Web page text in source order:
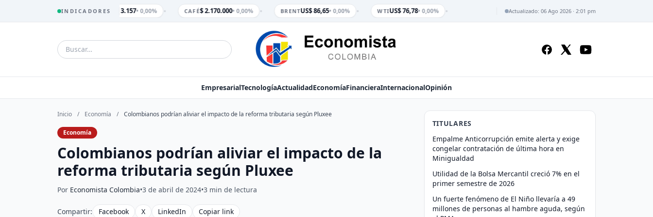
INDICADORES
TRM $ 3.157• 0,00% CAFÉ $ 2.170.000• 0,00% BRENTUS$ 86,65• 0,00% WTIUS$ 76,78• 0,00% Actualizado: 06 Ago 2026 · 2:01 pm
EmpresarialTecnologíaActualidadEconomíaFinancieraInternacionalOpinión
Inicio / Economía / Colombianos podrían aliviar el impacto de la reforma tributaria según Pluxee
Economía
Colombianos podrían aliviar el impacto de la
reforma tributaria según Pluxee
Por Economista Colombia•3 de abril de 2024•3 min de lectura
Compartir: Facebook X LinkedIn Copiar link
TITULARES
Empalme Anticorrupción emite alerta y exige
congelar contratación de última hora en
Minigualdad
Utilidad de la Bolsa Mercantil creció 7% en el
primer semestre de 2026
Un fuerte fenómeno de El Niño llevaría a 49
millones de personas al hambre aguda, según